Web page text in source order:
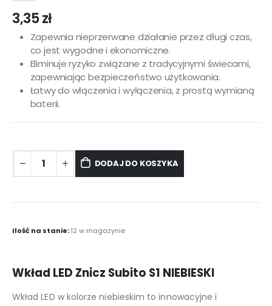
3,35zł
Zapewnia nieprzerwane działanie przez długi czas,
co jest wygodne i ekonomiczne.
Eliminuje ryzyko związane z tradycyjnymi świecami,
zapewniając bezpieczeństwo użytkowania.
Łatwy do włączenia i wyłączenia, z prostą wymianą
baterii.
DODAJ DO KOSZYKA
Ilość na stanie:12 w magazynie
Wkład LED Znicz Subito S1 NIEBIESKI
Wkład LED w kolorze niebieskim to innowacyjne i